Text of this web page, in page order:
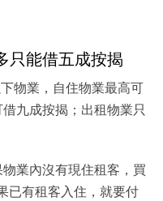
只能借五成按揭
物業，自住物業最高可
九成按揭；出租物業只
業內沒有現住租客，買
已有租客入住，就要付